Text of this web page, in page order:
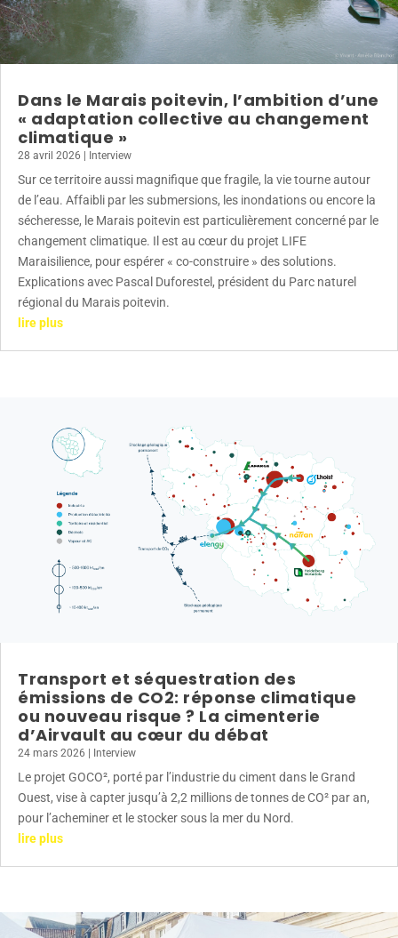
Dans le Marais poitevin, l’ambition d’une
« adaptation collective au changement
climatique »
28 avril 2026 Interview
Sur ce territoire aussi magnifique que fragile, la vie tourne autour
de l’eau. Affaibli par les submersions, les inondations ou encore la
sécheresse, le Marais poitevin est particulièrement concerné par le
changement climatique. Il est au cœur du projet LIFE
Maraisilience, pour espérer « co-construire » des solutions.
Explications avec Pascal Duforestel, président du Parc naturel
régional du Marais poitevin.
lire plus
Transport et séquestration des
émissions de CO2: réponse climatique
ou nouveau risque ? La cimenterie
d’Airvault au cœur du débat
24 mars 2026 | Interview
Le projet GOCO², porté par l’industrie du ciment dans le Grand
Ouest, vise à capter jusqu’à 2,2 millions de tonnes de CO² par an,
pour l’acheminer et le stocker sous la mer du Nord.
lire plus